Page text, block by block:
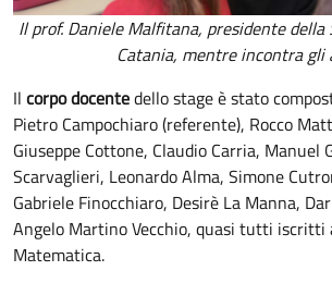
Il prof. Daniele Malfitana, presidente della
Catania, mentre incontra gli
Il corpo docentedello stage è stato
Pietro Campochiaro (referente), Rocco
Giuseppe Cottone, Claudio Carria, Manuel
Scarvaglieri, Leonardo Alma, Simone
Gabriele Finocchiaro, Desirè La Manna,
Angelo Martino Vecchio, quasi tutti iscritti
Matematica.